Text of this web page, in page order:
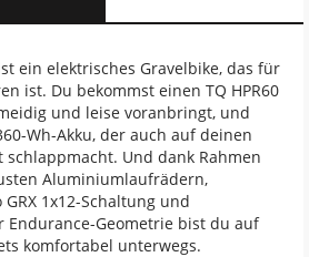
ein elektrisches Gravelbike, das für
ist. Du bekommst einen TQ HPR60
und leise voranbringt, und
Wh-Akku, der auch auf deinen
Und dank Rahmen
Aluminiumlaufrädern,
1x12-Schaltung und
Endurance-Geometrie bist du auf
komfortabel unterwegs.